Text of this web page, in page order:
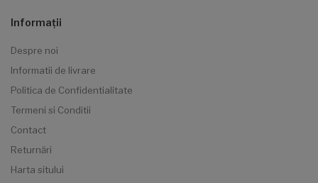
Informaţii
Despre noi
Informatii de livrare
Politica de Confidentialitate
Termeni si Conditii
Contact
Returnări
Harta sitului